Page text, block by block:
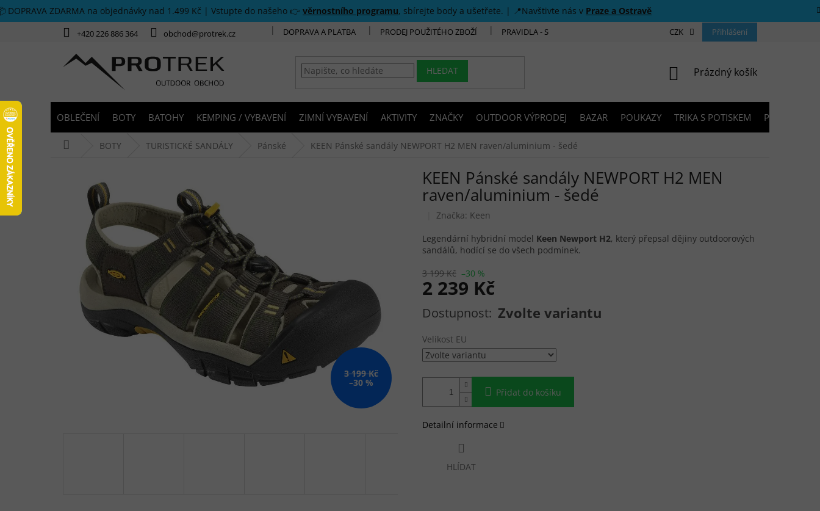
Přejít na obsah
DOPRAVA ZDARMA na objednávky nad 1.499 Kč | Vstupte do našeho 👉 věrnostního programu, sbírejte body a ušetřete. | 📍Navštivte nás v Praze a Ostravě
+420 226 886 364 obchod@protrek.cz DOPRAVA A PLATBA PRODEJ POUŽITÉHO ZBOŽÍ PRAVIDLA - SOUTĚŽE PRODEJNY KONTAKTY
CZK Přihlášení
HLEDAT NÁKUPNÍ KOŠÍK
Prázdný košík
OBLEČENÍ BOTY BATOHY KEMPING / VYBAVENÍ ZIMNÍ VYBAVENÍ AKTIVITY ZNAČKY OUTDOOR VÝPRODEJ BAZAR POUKAZY TRIKA S POTISKEM PŮJČOVNA
BOTY TURISTICKÉ SANDÁLY Pánské KEEN Pánské sandály NEWPORT H2 MEN raven/aluminium - šedé
3 199 Kč
–30 %
KEEN Pánské sandály NEWPORT H2 MEN
raven/aluminium - šedé
Značka: Keen
3 199 Kč –30 %
2 239 Kč
Měrná cena: Zvolte variantu
Velikost EU
Přidat do košíku
Legendární hybridní model Keen Newport H2, který přepsal dějiny outdoorových
sandálů, hodící se do všech podmínek.
Detailní informace
HLÍDAT